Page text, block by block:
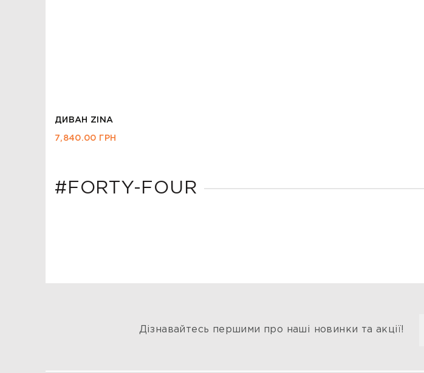
ДИВАН РЕЙКОН
37,794.00ГРН
#FORTY-FOUR
Дізнавайтесь першими про наші новинки та акції!